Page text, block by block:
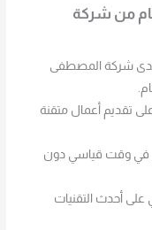
فني رخام من شركة
لدى شركة المصطفى
تقديم أعمال متقنة
في وقت قياسي دون
على أحدث التقنيات